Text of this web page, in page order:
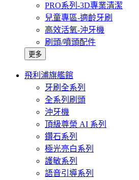
PRO系列-3D專業清潔
兒童專區-適齡牙刷
高效活氧-沖牙機
刷頭/噴頭配件
更多
飛利浦旗艦館
牙刷全系列
全系列刷頭
沖牙機
頂級尊榮 AI 系列
鑽石系列
極光亮白系列
護敏系列
語音引導系列